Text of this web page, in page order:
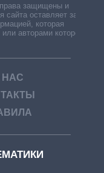
защищены и
оставляет за
которая
авторами которой
НАС